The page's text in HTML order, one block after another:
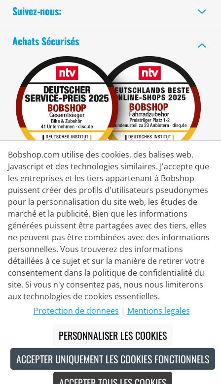
Nous Contacter
Chat en direct
Mo - Fr: 8:30 - 16:00 (HNEC)
Whatsapp
Rappel (en/de)
Formulaire de contact
Suivez-nous:
Achats Sécurisés
Partenaire de Livraison
cours.
© 2026 Bike o' bello Radsportversand GmbH & Co.KG
Bobshop.com utilise des cookies, des balises web,
Javascript et des technologies similaires. J'accepte que
les entreprises et les tiers appartenant à Bobshop
puissent créer des profils d'utilisateurs pseudonymes
pour la personnalisation du site web, les études de
marché et la publicité. Bien que les informations
générées puissent être partagées avec des tiers, elles
ne peuvent pas être combinées avec des informations
personnelles. Vous trouverez des informations
détaillées à ce sujet et sur la manière de retirer votre
consentement dans la politique de confidentialité du
site. Si vous n'y consentez pas, nous nous limiterons
aux technologies de cookies essentielles.
Protection de donnees | Mentions legales
PERSONNALISER LES COOKIES
ACCEPTER UNIQUEMENT LES COOKIES FONCTIONNELS